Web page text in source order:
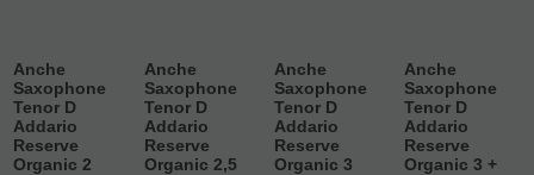
Anche
Saxophone
Tenor D
Addario
Reserve
Organic 2
Anche
Saxophone
Tenor D
Addario
Reserve
Organic 2,5
Anche
Saxophone
Tenor D
Addario
Reserve
Organic 3
Anche
Saxophone
Tenor D
Addario
Reserve
Organic 3 +